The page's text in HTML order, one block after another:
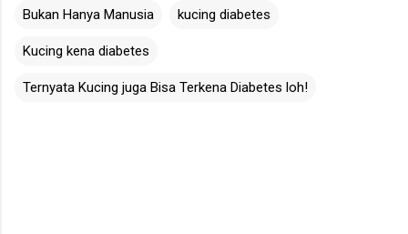
Bukan Hanya Manusia kucing diabetes
Kucing kena diabetes
Ternyata Kucing juga Bisa Terkena Diabetes loh!